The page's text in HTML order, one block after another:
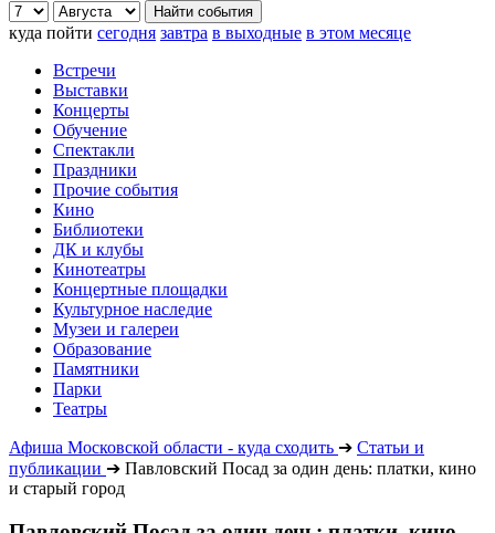
куда пойти сегодня завтра в выходные в этом месяце
Встречи
Выставки
Концерты
Обучение
Спектакли
Праздники
Прочие события
Кино
Библиотеки
ДК и клубы
Кинотеатры
Концертные площадки
Культурное наследие
Музеи и галереи
Образование
Памятники
Парки
Театры
Афиша Московской области - куда сходить ➔ Статьи и
публикации ➔ Павловский Посад за один день: платки, кино
и старый город